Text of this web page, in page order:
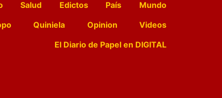
Salud Edictos País
Mundo
Quiniela Opinion
Videos
El Diario de Papel en DIGITAL